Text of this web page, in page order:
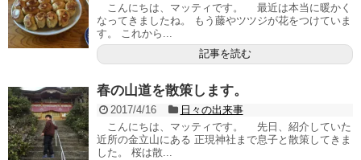
こんにちは、マッティです。 最近は本当に暖かく
なってきましたね。 もう藤やツツジが花をつけていま
す。 これから...
記事を読む
春の山道を散策します。
2017/4/16
日々の出来事
こんにちは、マッティです。 先日、紹介していた
近所の金立山にある 正現神社まで息子と散策してきま
した。 桜は散...